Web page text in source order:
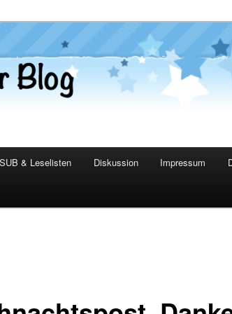
Blog
SUB & Leselisten Diskussion Impressum